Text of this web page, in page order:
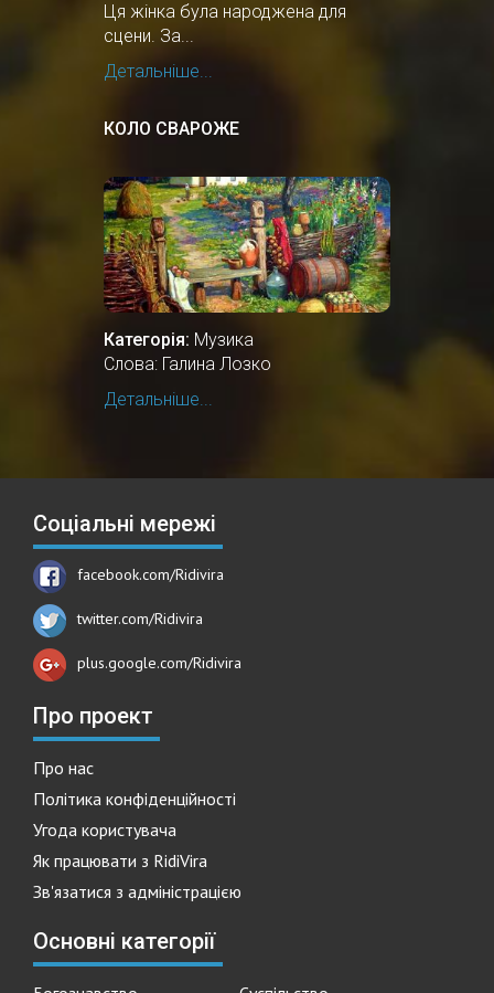
Ця жінка була народжена для
сцени. За...
Детальніше...
КОЛО СВАРОЖЕ
Категорія: Музика
Слова: Галина Лозко
Детальніше...
Соціальні мережі
facebook.com/Ridivira
twitter.com/Ridivira
plus.google.com/Ridivira
Про проект
Про нас
Політика конфіденційності
Угода користувача
Як працювати з RidiVira
Зв'язатися з адміністрацією
Основні категорії